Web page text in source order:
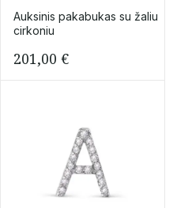
Auksinis pakabukas su žaliu
cirkoniu
201,00 €